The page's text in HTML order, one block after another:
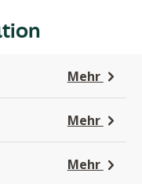
Mehr
Mehr
Mehr